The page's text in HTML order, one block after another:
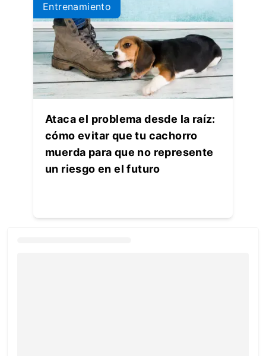
Entrenamiento
Ataca el problema desde la raíz:
cómo evitar que tu cachorro
muerda para que no represente
un riesgo en el futuro